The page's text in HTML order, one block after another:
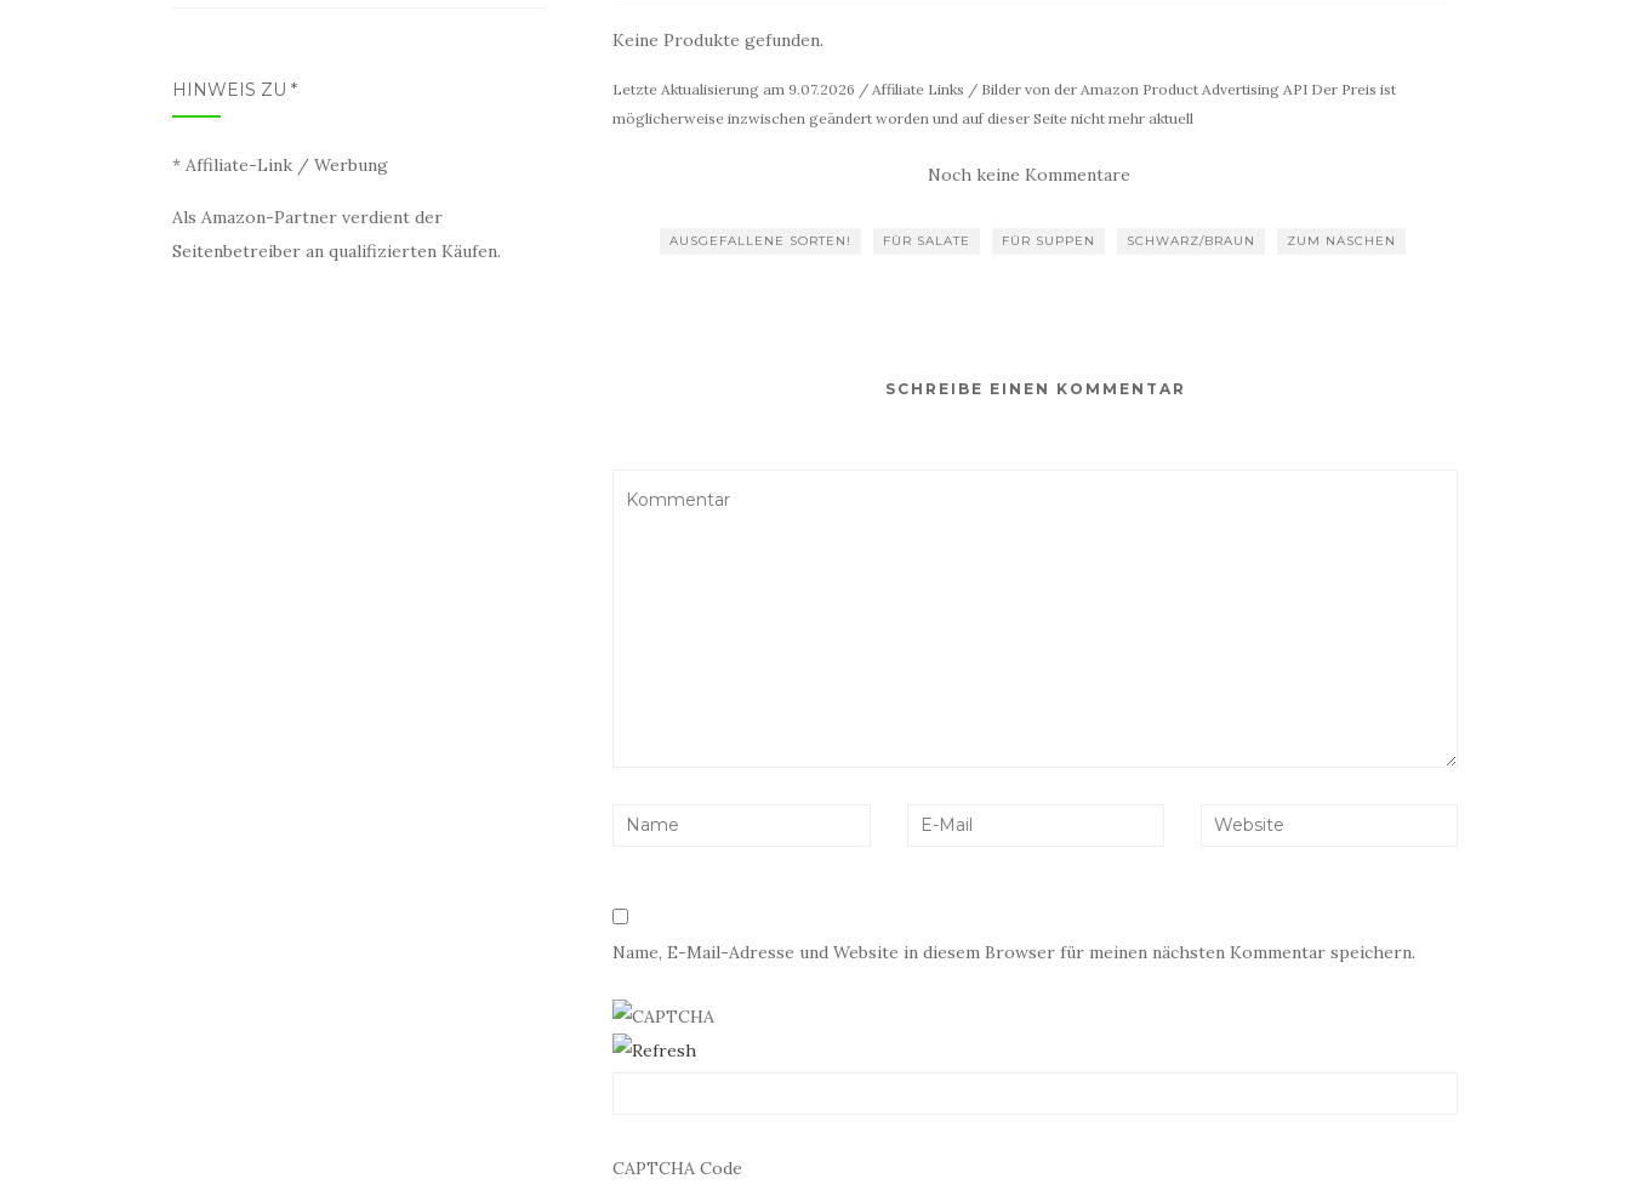
Keine Produkte gefunden.
Letzte Aktualisierung am 9.07.2026 / Affiliate Links / Bilder von der Amazon Product Advertising API Der Preis ist
möglicherweise inzwischen geändert worden und auf dieser Seite nicht mehr aktuell
Noch keine Kommentare
AUSGEFALLENE SORTEN! FÜR SALATE FÜR SUPPEN SCHWARZ/BRAUN ZUM NASCHEN
SCHREIBE EINEN KOMMENTAR
Name, E-Mail-Adresse und Website in diesem Browser für meinen nächsten Kommentar speichern.
CAPTCHA Code
HINWEIS ZU *
* Affiliate-Link / Werbung
Als Amazon-Partner verdient der
Seitenbetreiber an qualifizierten Käufen.